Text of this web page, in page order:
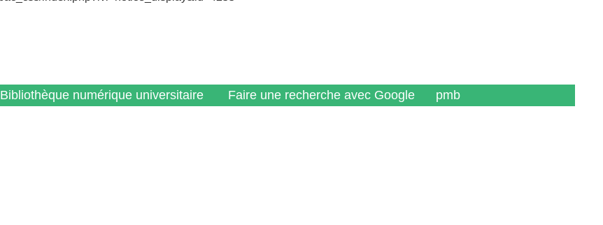
Bibliothèque numérique universitaire Faire une recherche avec Google pmb